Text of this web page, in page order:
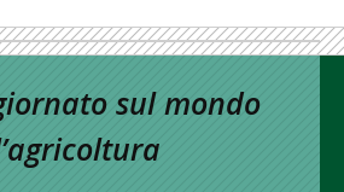
sul mondo